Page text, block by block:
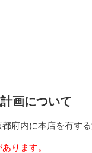
画について
都府内に本店を有す
ります。